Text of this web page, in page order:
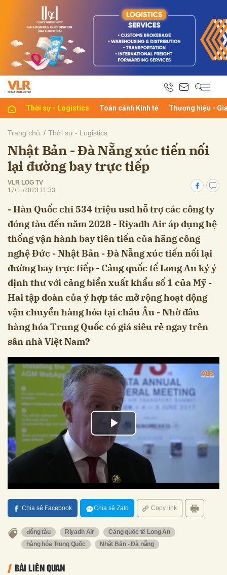
Thời sự - Logistics Toàn cảnh Kinh tế Thương hiệu -
Trang chủ Thời sự - Logistics
Nhật Bản - Đà Nẵng xúc tiến nối
lại đường bay trực tiếp
VLR LOG TV
17/11/2023 11:33
- Hàn Quốc chi 534 triệu usd hỗ trợ các công ty
đóng tàu đến năm 2028 - Riyadh Air áp dụng hệ
thống vận hành bay tiên tiến của hãng công
nghệ Đức - Nhật Bản - Đà Nẵng xúc tiến nối lại
đường bay trực tiếp - Cảng quốc tế Long An ký ý
định thư với cảng biển xuất khẩu số 1 của Mỹ -
Hai tập đoàn của ý hợp tác mở rộng hoạt động
vận chuyển hàng hóa tại châu Âu - Nhờ đâu
hàng hóa Trung Quốc có giá siêu rẻ ngay trên
sân nhà Việt Nam?
Chia sẻ Facebook Chia sẻ Zalo Copy link
đóng tàu Riyadh Air
Cảng quốc tế Long An
hàng hóa Trung Quốc
Nhật Bản - Đà nẵng
BÀI LIÊN QUAN
luận
Hủy